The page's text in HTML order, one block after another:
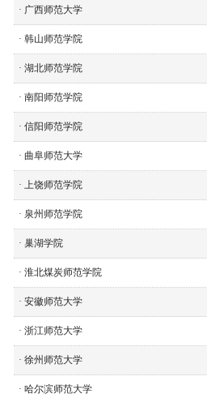
· 广西师范大学
· 韩山师范学院
· 湖北师范学院
· 南阳师范学院
· 信阳师范学院
· 曲阜师范大学
· 上饶师范学院
· 泉州师范学院
· 巢湖学院
· 淮北煤炭师范学院
· 安徽师范大学
· 浙江师范大学
· 徐州师范大学
· 哈尔滨师范大学